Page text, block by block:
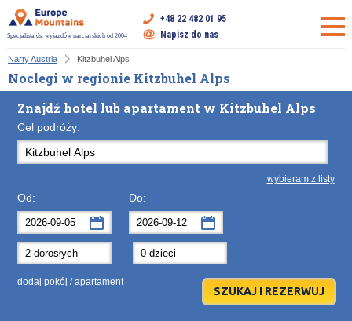
Specjalista ds. wyjazdów narciarskich od 2004
+48 22 482 01 95
Napisz do nas
Narty Austria Kitzbuhel Alps
Noclegi w regionie Kitzbuhel Alps
Znajdź hotel lub apartament w Kitzbuhel Alps
Cel podróży:
wybieram z listy
Od:
wrzesień 2026
Po Wt Śr Cz
31 1 4 5 6
11 12 13
Do:
Po Wt
1 2 3
8 9 10
dodaj pokój / apartament